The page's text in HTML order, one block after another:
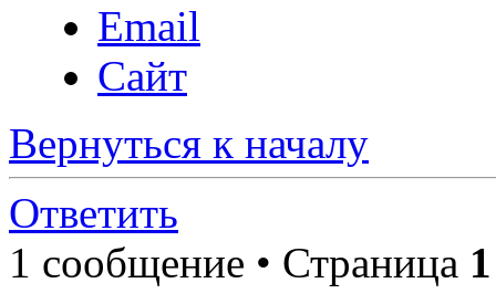
Email
Сайт
Вернуться к началу
Ответить
1 сообщение • Страница 1